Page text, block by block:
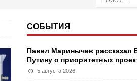
СОБЫТИЯ
Павел Маринычев рассказал
Путину о приоритетных
5 августа 2026